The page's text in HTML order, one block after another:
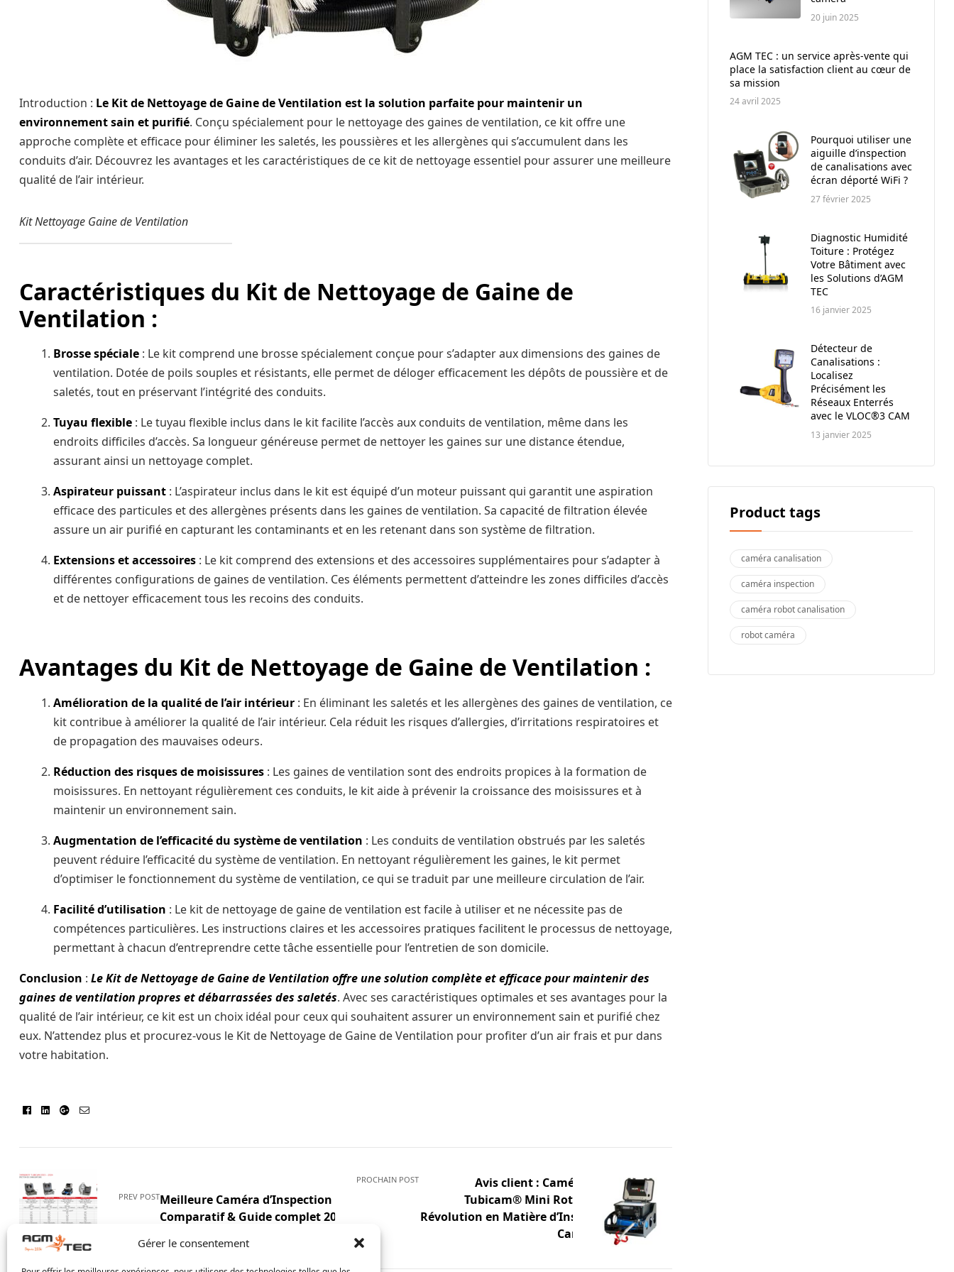
Gérer le consentement
Introduction : Le Kit de Nettoyage de Gaine de Ventilation est la solution parfaite pour maintenir un
environnement sain et purifié. Conçu spécialement pour le nettoyage des gaines de ventilation, ce kit offre une
approche complète et efficace pour éliminer les saletés, les poussières et les allergènes qui s’accumulent dans les
conduits d’air. Découvrez les avantages et les caractéristiques de ce kit de nettoyage essentiel pour assurer une meilleure
qualité de l’air intérieur.
Kit Nettoyage Gaine de Ventilation
Caractéristiques du Kit de Nettoyage de Gaine de
Ventilation :
Brosse spéciale : Le kit comprend une brosse spécialement conçue pour s’adapter aux dimensions des gaines de
ventilation. Dotée de poils souples et résistants, elle permet de déloger efficacement les dépôts de poussière et de
saletés, tout en préservant l’intégrité des conduits.
Tuyau flexible : Le tuyau flexible inclus dans le kit facilite l’accès aux conduits de ventilation, même dans les
endroits difficiles d’accès. Sa longueur généreuse permet de nettoyer les gaines sur une distance étendue,
assurant ainsi un nettoyage complet.
Aspirateur puissant : L’aspirateur inclus dans le kit est équipé d’un moteur puissant qui garantit une aspiration
efficace des particules et des allergènes présents dans les gaines de ventilation. Sa capacité de filtration élevée
assure un air purifié en capturant les contaminants et en les retenant dans son système de filtration.
Extensions et accessoires : Le kit comprend des extensions et des accessoires supplémentaires pour s’adapter à
différentes configurations de gaines de ventilation. Ces éléments permettent d’atteindre les zones difficiles d’accès
et de nettoyer efficacement tous les recoins des conduits.
Avantages du Kit de Nettoyage de Gaine de Ventilation :
Amélioration de la qualité de l’air intérieur : En éliminant les saletés et les allergènes des gaines de ventilation, ce
kit contribue à améliorer la qualité de l’air intérieur. Cela réduit les risques d’allergies, d’irritations respiratoires et
de propagation des mauvaises odeurs.
Réduction des risques de moisissures : Les gaines de ventilation sont des endroits propices à la formation de
moisissures. En nettoyant régulièrement ces conduits, le kit aide à prévenir la croissance des moisissures et à
maintenir un environnement sain.
Augmentation de l’efficacité du système de ventilation : Les conduits de ventilation obstrués par les saletés
peuvent réduire l’efficacité du système de ventilation. En nettoyant régulièrement les gaines, le kit permet
d’optimiser le fonctionnement du système de ventilation, ce qui se traduit par une meilleure circulation de l’air.
Facilité d’utilisation : Le kit de nettoyage de gaine de ventilation est facile à utiliser et ne nécessite pas de
compétences particulières. Les instructions claires et les accessoires pratiques facilitent le processus de nettoyage,
permettant à chacun d’entreprendre cette tâche essentielle pour l’entretien de son domicile.
Conclusion : Le Kit de Nettoyage de Gaine de Ventilation offre une solution complète et efficace pour maintenir des
gaines de ventilation propres et débarrassées des saletés. Avec ses caractéristiques optimales et ses avantages pour la
qualité de l’air intérieur, ce kit est un choix idéal pour ceux qui souhaitent assurer un environnement sain et purifié chez
eux. N’attendez plus et procurez-vous le Kit de Nettoyage de Gaine de Ventilation pour profiter d’un air frais et pur dans
votre habitation.
FacebookLinkedinGoogle+
E-
PREV POSTMeilleure Caméra d’Inspection :
Comparatif & Guide complet 2023
PROCHAIN POST
Avis client : Caméra Poussée
Tubicam® Mini Rotative – Une
Révolution en Matière d’Inspection de
Canalisations
20 juin 2025
AGM TEC : un service après-vente qui
place la satisfaction client au cœur de
sa mission
24 avril 2025
Pourquoi utiliser une
aiguille d’inspection
de canalisations avec
écran déporté WiFi ?
27 février 2025
Diagnostic Humidité
Toiture : Protégez
Votre Bâtiment avec
les Solutions d’AGM
TEC
16 janvier 2025
Détecteur de
Canalisations :
Localisez
Précisément les
Réseaux Enterrés
avec le VLOC®3 CAM
13 janvier 2025
Product tags
caméra canalisation
caméra inspection
caméra robot canalisation
robot caméra